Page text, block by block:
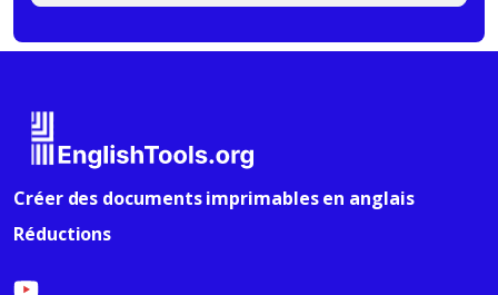
Créer des documents imprimables en anglais
Réductions